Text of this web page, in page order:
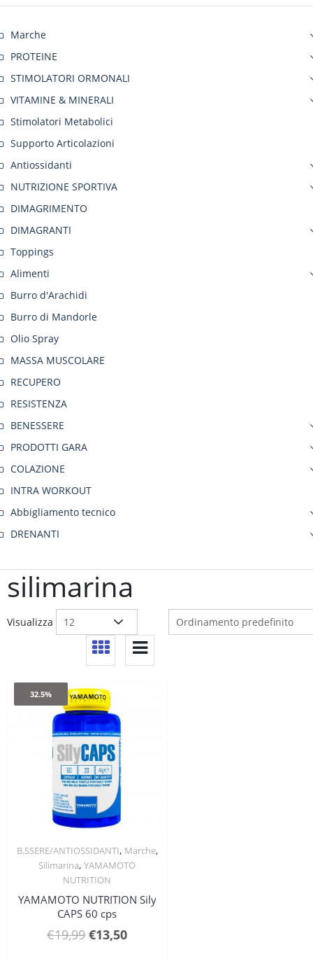
silimarina
Visualizza
32.5%
Quick View
B.SSERE/ANTIOSSIDANTI, Marche,
Silimarina,YAMAMOTO
NUTRITION
YAMAMOTO NUTRITION Sily
CAPS 60 cps
€19,99 Il
€13,50Il
Marche
PROTEINE
STIMOLATORI ORMONALI
VITAMINE & MINERALI
Stimolatori Metabolici
Supporto Articolazioni
Antiossidanti
NUTRIZIONE SPORTIVA
DIMAGRIMENTO
DIMAGRANTI
Toppings
Alimenti
Burro d'Arachidi
Burro di Mandorle
Olio Spray
MASSA MUSCOLARE
RECUPERO
RESISTENZA
BENESSERE
PRODOTTI GARA
COLAZIONE
INTRA WORKOUT
Abbigliamento tecnico
DRENANTI